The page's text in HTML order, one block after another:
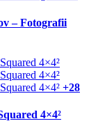
– Fotografii
+28
4×4²